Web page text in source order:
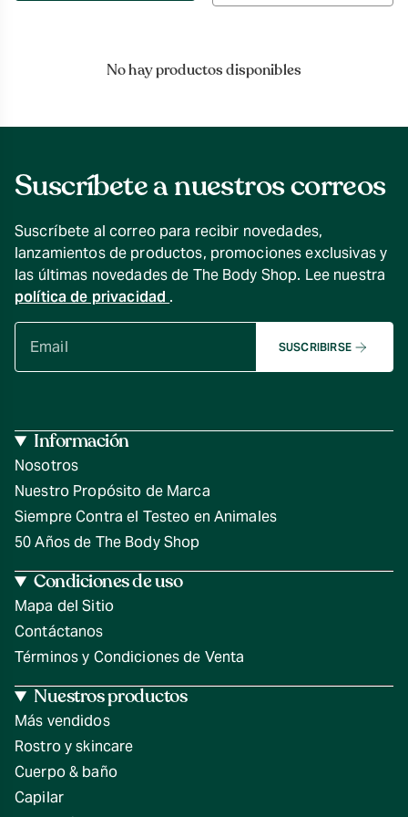
por
No hay productos disponibles
Suscríbete a nuestros correos
Suscríbete al correo para recibir novedades,
lanzamientos de productos, promociones exclusivas y
las últimas novedades de The Body Shop. Lee nuestra
política de privacidad .
SUSCRIBIRSE
Información
Nosotros
Nuestro Propósito de Marca
Siempre Contra el Testeo en Animales
50 Años de The Body Shop
Condiciones de uso
Mapa del Sitio
Contáctanos
Términos y Condiciones de Venta
Nuestros productos
Más vendidos
Rostro y skincare
Cuerpo & baño
Capilar